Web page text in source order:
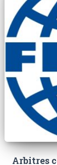
Arbitres